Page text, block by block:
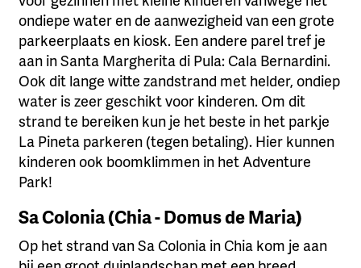
ondiepe water en de aanwezigheid van een grote
parkeerplaats en kiosk. Een andere parel tref je
aan in Santa Margherita di Pula: Cala Bernardini.
Ook dit lange witte zandstrand met helder, ondiep
water is zeer geschikt voor kinderen. Om dit
strand te bereiken kun je het beste in het parkje
La Pineta parkeren (tegen betaling). Hier kunnen
kinderen ook boomklimmen in het Adventure
Park!
Sa Colonia (Chia - Domus de Maria)
Op het strand van Sa Colonia in Chia kom je aan